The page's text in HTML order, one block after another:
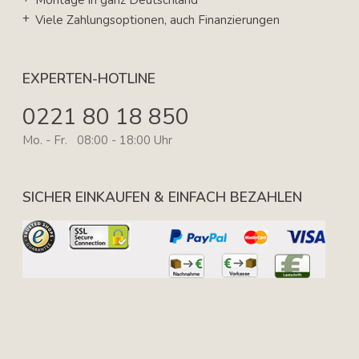
Viele Zahlungsoptionen, auch Finanzierungen
EXPERTEN-HOTLINE
0221 80 18 850
Mo. - Fr. 08:00 - 18:00 Uhr
SICHER EINKAUFEN & EINFACH BEZAHLEN